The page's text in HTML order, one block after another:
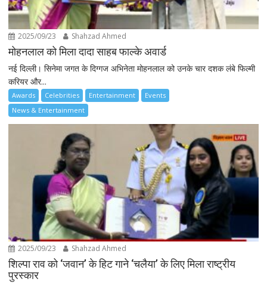
2025/09/23 Shahzad Ahmed
मोहनलाल को मिला दादा साहब फाल्के अवार्ड
नई दिल्ली। सिनेमा जगत के दिग्गज अभिनेता मोहनलाल को उनके चार दशक लंबे फिल्मी
करियर और...
Awards Celebrities Entertainment
Events
News & Entertainment
2025/09/23 Shahzad Ahmed
शिल्पा राव को ‘जवान’ के हिट गाने ‘चलैया’ के लिए मिला राष्ट्रीय
पुरस्कार